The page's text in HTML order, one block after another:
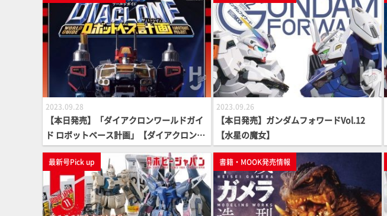
2023.09.28
【本日発売】「ダイアクロンワールドガイ
ド ロボットベース計画」【ダイアクロンム
ック第3弾】
2023.09.26
【本日発売】ガンダムフォワードVol.12
【水星の魔女】
最新号Pick up 書籍・MOOK発売情報